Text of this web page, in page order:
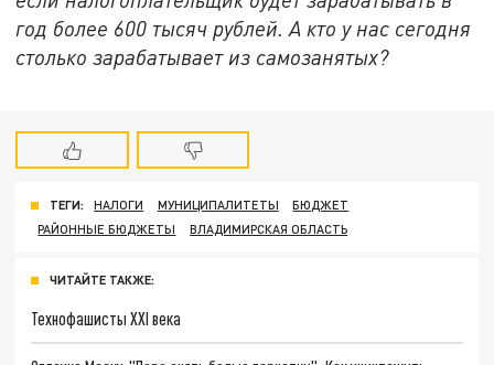
год более 600 тысяч рублей. А кто у нас сегодня
столько зарабатывает из самозанятых?
ТЕГИ: НАЛОГИ МУНИЦИПАЛИТЕТЫ
БЮДЖЕТ
РАЙОННЫЕ БЮДЖЕТЫ
ВЛАДИМИРСКАЯ ОБЛАСТЬ
ЧИТАЙТЕ ТАКЖЕ:
Технофашисты XXI века